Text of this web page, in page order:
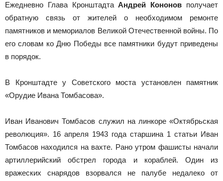
Ежедневно Глава КронштадтаАндрей Кононов получает
обратную связь от жителей о необходимом ремонте
памятников и мемориалов Великой Отечественной войны. По
его словам ко Дню Победы все памятники будут приведены
в порядок.
В Кронштадте у Советского моста установлен памятник
«Орудие Ивана Томбасова».
Иван Иванович Томбасов служил на линкоре «Октябрьская
революция». 16 апреля 1943 года старшина 1 статьи Иван
Томбасов находился на вахте. Рано утром фашисты начали
артиллерийский обстрел города и кораблей. Один из
вражеских снарядов взорвался не палубе недалеко от